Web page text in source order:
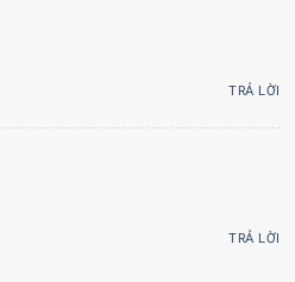
TRẢ LỜI
TRẢ LỜI